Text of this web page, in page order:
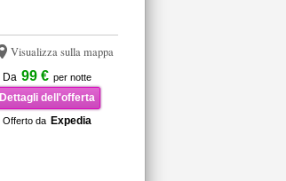
Visualizza sulla mappa
Da 99 € per notte
Dettagli dell'offerta
Offerto da Expedia